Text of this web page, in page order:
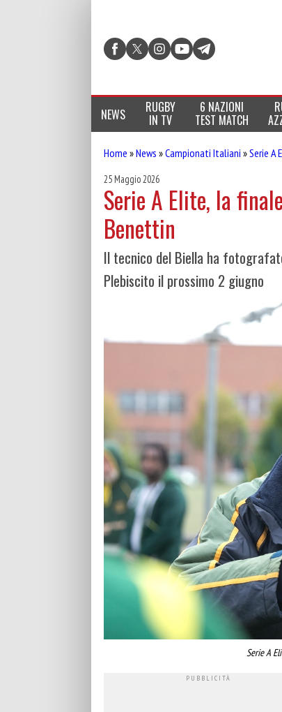
NEWS RUGBY
IN TV
6 NAZIONI
TEST MATCH
Home »News »Campionati Italiani »Serie A
25 Maggio 2026
Serie A Elite, la
Benettin
Il tecnico del Biella ha
Plebiscito il prossimo 2 giugno
Serie A